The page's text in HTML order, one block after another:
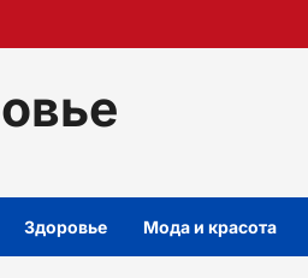
Здоровье Мода и красота